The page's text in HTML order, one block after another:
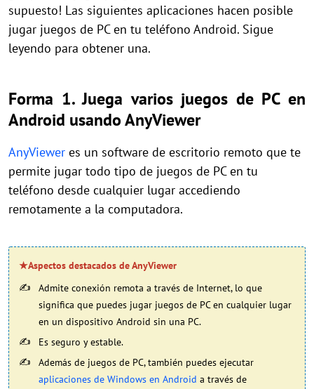
supuesto! Las siguientes aplicaciones hacen posible
jugar juegos de PC en tu teléfono Android. Sigue
leyendo para obtener una.
Forma 1. Juega varios juegos de PC en
Android usando AnyViewer
AnyViewer es un software de escritorio remoto que te
permite jugar todo tipo de juegos de PC en tu
teléfono desde cualquier lugar accediendo
remotamente a la computadora.
★Aspectos destacados de AnyViewer
Admite conexión remota a través de Internet, lo que
significa que puedes jugar juegos de PC en cualquier lugar
en un dispositivo Android sin una PC.
Es seguro y estable.
Además de juegos de PC, también puedes ejecutar
aplicaciones de Windows en Android a través de